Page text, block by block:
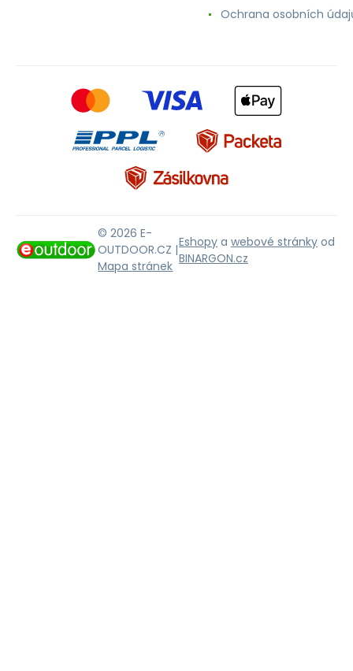
Ochrana osobních
© 2026 E-
OUTDOOR.CZ |
Mapa stránek
Eshopy a webové stránky od
BINARGON.cz